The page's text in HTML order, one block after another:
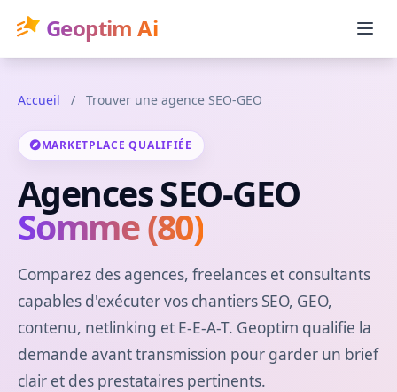
Geoptim Ai
Accueil / Trouver une agence SEO-GEO
MARKETPLACE QUALIFIÉE
Agences SEO-GEO
Somme (80)
Comparez des agences, freelances et consultants
capables d'exécuter vos chantiers SEO, GEO,
contenu, netlinking et E-E-A-T. Geoptim qualifie la
demande avant transmission pour garder un brief
clair et des prestataires pertinents.